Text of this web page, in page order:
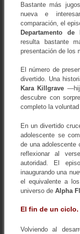
Bastante más
nueva e
comparación, el
Departamento
resulta bastante
presentación de los
El número de
divertido. Una
Kara Killgrave
descubre con
completo la
En un divertido
adolescente se
de una adolescente
reflexionar al
autoridad. El
inaugurando una
el equivalente a los
universo de Alpha
El fin de un ciclo.
Volviendo al